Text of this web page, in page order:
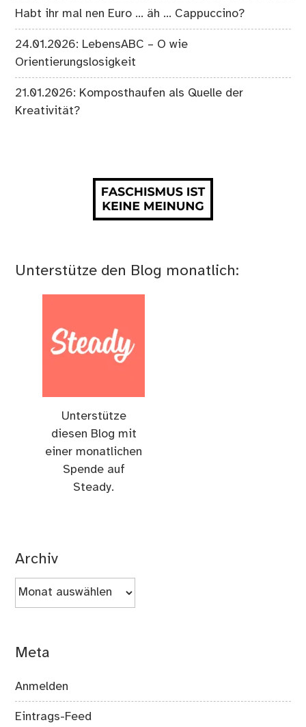
Habt ihr mal nen Euro … äh … Cappuccino?
24.01.2026: LebensABC – O wie
Orientierungslosigkeit
21.01.2026: Komposthaufen als Quelle der
Kreativität?
Unterstütze den Blog monatlich:
Unterstütze
diesen Blog mit
einer monatlichen
Spende auf
Steady.
Archiv
Archiv
Meta
Anmelden
Eintrags-Feed